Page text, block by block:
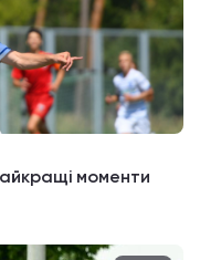
моменти